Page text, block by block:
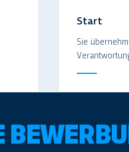
Start
Sie